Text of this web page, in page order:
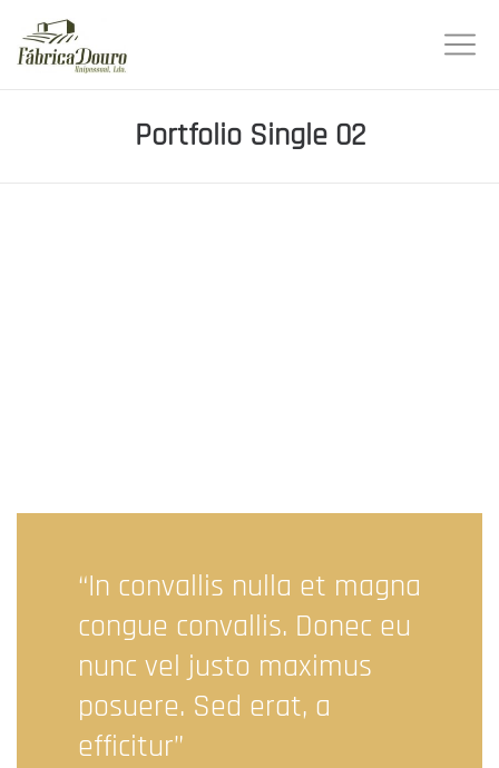
Portfolio Single 02
“In convallis nulla et magna
congue convallis. Donec eu
nunc vel justo maximus
posuere. Sed erat, a
efficitur”